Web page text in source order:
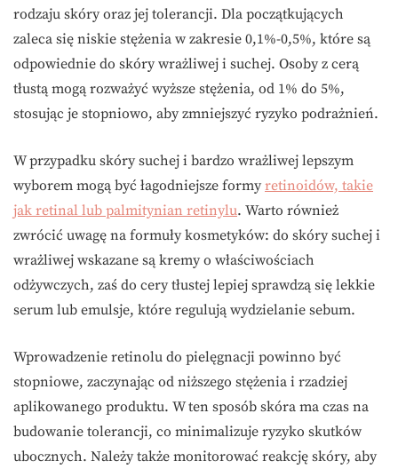
rodzaju skóry oraz jej tolerancji. Dla początkujących
zaleca się niskie stężenia w zakresie 0,1%-0,5%, które są
odpowiednie do skóry wrażliwej i suchej. Osoby z cerą
tłustą mogą rozważyć wyższe stężenia, od 1% do 5%,
stosując je stopniowo, aby zmniejszyć ryzyko podrażnień.
W przypadku skóry suchej i bardzo wrażliwej lepszym
wyborem mogą być łagodniejsze formy retinoidów, takie
jak retinal lub palmitynian retinylu. Warto również
zwrócić uwagę na formuły kosmetyków: do skóry suchej i
wrażliwej wskazane są kremy o właściwościach
odżywczych, zaś do cery tłustej lepiej sprawdzą się lekkie
serum lub emulsje, które regulują wydzielanie sebum.
Wprowadzenie retinolu do pielęgnacji powinno być
stopniowe, zaczynając od niższego stężenia i rzadziej
aplikowanego produktu. W ten sposób skóra ma czas na
budowanie tolerancji, co minimalizuje ryzyko skutków
ubocznych. Należy także monitorować reakcję skóry, aby